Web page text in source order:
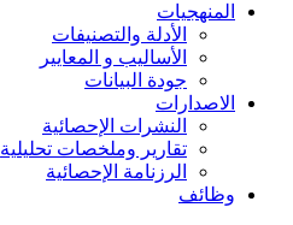
المنهجيات
الأدلة والتصنيفات
الأساليب و المعايير
جودة البيانات
الاصدارات
النشرات الإحصائية
تقارير وملخصات تحليلية
الرزنامة الإحصائية
وظائف